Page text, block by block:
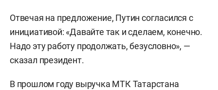
Отвечая на предложение, Путин согласился с
инициативой: «Давайте так и сделаем, конечно.
Надо эту работу продолжать, безусловно», —
сказал президент.
В прошлом году выручка МТК Татарстана